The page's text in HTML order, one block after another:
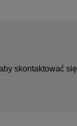
skontaktować